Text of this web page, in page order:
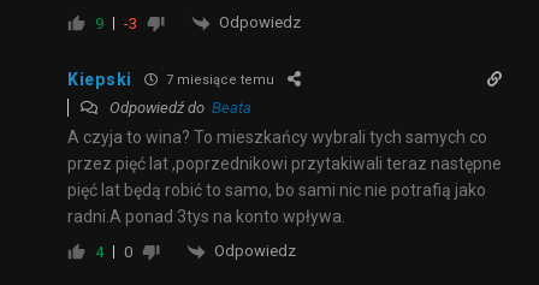
9 -3 Odpowiedz
Kiepski 7 miesiące temu
Odpowiedź do Beata
A czyja to wina? To mieszkańcy wybrali tych samych co
przez pięć lat ,poprzednikowi przytakiwali teraz następne
pięć lat będą robić to samo, bo sami nic nie potrafią jako
radni.A ponad 3tys na konto wpływa.
4 0 Odpowiedz